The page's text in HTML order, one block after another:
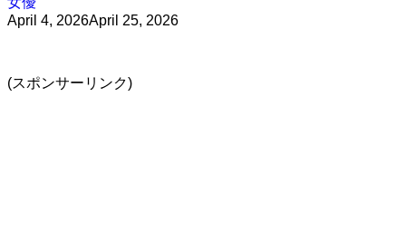
April 4, 2026April 25, 2026
(スポンサーリンク)